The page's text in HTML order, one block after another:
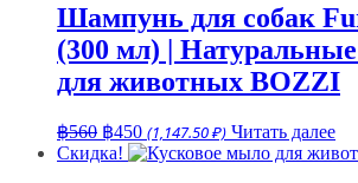
Шампунь для собак
(300 мл) | Натуральные
для животных BOZZI
฿560 Первоначальная
цена
฿450Текущая
цена:
(1,147.50 ₽) Читать далее
Скидка!